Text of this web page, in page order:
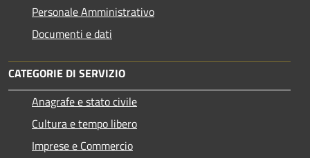
Personale Amministrativo
Documenti e dati
CATEGORIE DI SERVIZIO
Anagrafe e stato civile
Cultura e tempo libero
Imprese e Commercio